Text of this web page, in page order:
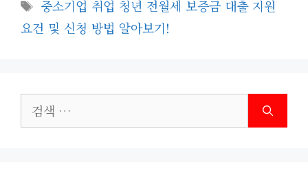
고
리
그
중소기업 취업 청년 전월세 보증금 대출 지원
요건 및 신청 방법 알아보기!
색: